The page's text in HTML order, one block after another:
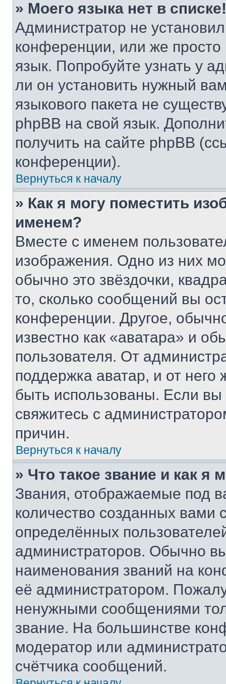
» Моего языка нет в списке!
Администратор не
конференции, или же
язык. Попробуйте узнать у
ли он установить нужный
языкового пакета не
phpBB на свой язык.
получить на сайте phpBB
конференции).
Вернуться к началу
» Как я могу поместить
именем?
Вместе с именем
изображения. Одно из них
обычно это звёздочки,
то, сколько сообщений вы
конференции. Другое,
известно как «аватара» и
пользователя. От
поддержка аватар, и от него
быть использованы. Если
свяжитесь с
причин.
Вернуться к началу
» Что такое звание и как я
Звания, отображаемые под
количество созданных
определённых
администраторов. Обычно
наименования званий на
её администратором.
ненужными сообщениями
звание. На большинстве
модератор или
счётчика сообщений.